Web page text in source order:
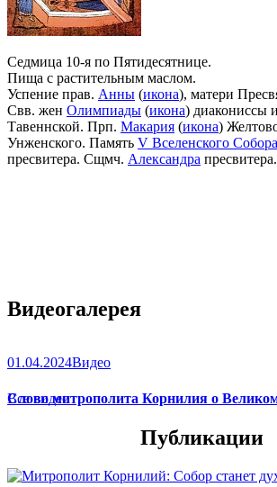
Седмица 10-я по Пятидесятнице.
Пища с растительным маслом.
Успение прав. Анны (икона), матери
Свв. жен Олимпиады (икона) диакониссы и
Тавеннской. Прп. Макария (икона)
Унженского. Память V Вселенского Собора
пресвитера. Сщмч. Александра
Видеогалерея
01.04.2024Видео
Слово митрополита Корнилия о Великом
Все видео
Публикации